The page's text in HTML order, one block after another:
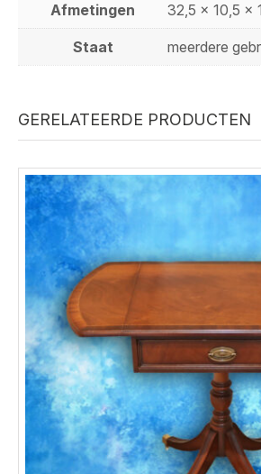
Afmetingen 32,5 x 10,5 x
Staat meerdere
GERELATEERDE PRODUCTEN